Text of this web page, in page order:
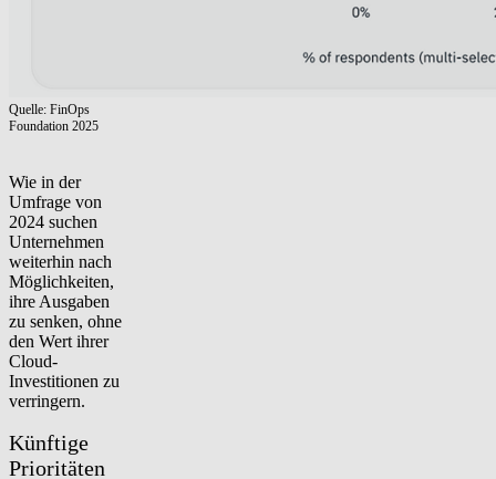
Quelle: FinOps
Foundation 2025
Wie in der
Umfrage von
2024 suchen
Unternehmen
weiterhin nach
Möglichkeiten,
ihre Ausgaben
zu senken, ohne
den Wert ihrer
Cloud-
Investitionen zu
verringern.
Künftige
Prioritäten